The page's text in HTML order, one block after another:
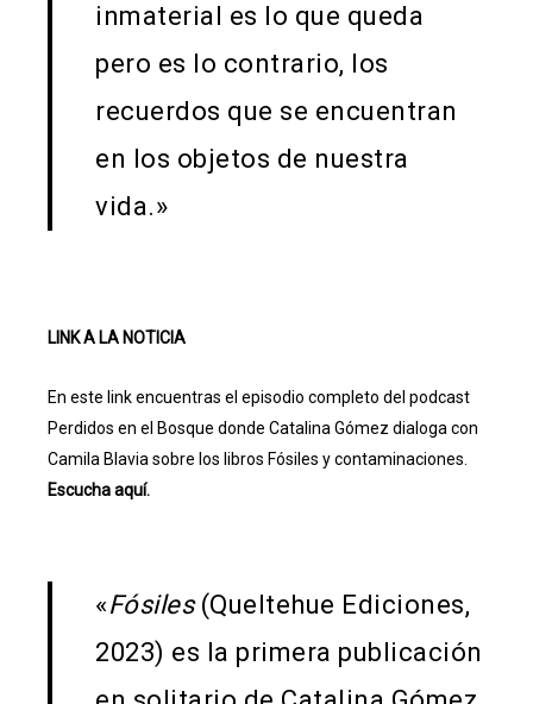
inmaterial es lo que queda
pero es lo contrario, los
recuerdos que se encuentran
en los objetos de nuestra
vida.»
LINK A LA NOTICIA
En este link encuentras el episodio completo del podcast
Perdidos en el Bosque donde Catalina Gómez dialoga con
Camila Blavia sobre los libros Fósiles y contaminaciones.
Escucha aquí.
«Fósiles (Queltehue Ediciones,
2023) es la primera publicación